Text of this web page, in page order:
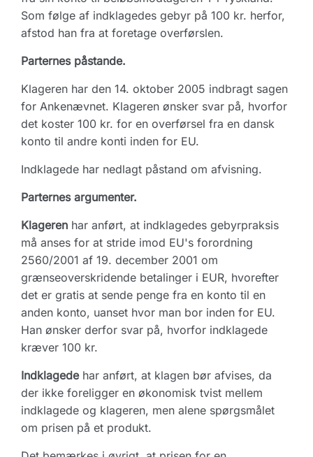
Som følge af indklagedes gebyr på 100 kr. herfor,
afstod han fra at foretage overførslen.
Parternes påstande.
Klageren har den 14. oktober 2005 indbragt sagen
for Ankenævnet. Klageren ønsker svar på, hvorfor
det koster 100 kr. for en overførsel fra en dansk
konto til andre konti inden for EU.
Indklagede har nedlagt påstand om afvisning.
Parternes argumenter.
Klageren har anført, at indklagedes gebyrpraksis
må anses for at stride imod EU's forordning
2560/2001 af 19. december 2001 om
grænseoverskridende betalinger i EUR, hvorefter
det er gratis at sende penge fra en konto til en
anden konto, uanset hvor man bor inden for EU.
Han ønsker derfor svar på, hvorfor indklagede
kræver 100 kr.
Indklagedehar anført, at klagen bør afvises, da
der ikke foreligger en økonomisk tvist mellem
indklagede og klageren, men alene spørgsmålet
om prisen på et produkt.